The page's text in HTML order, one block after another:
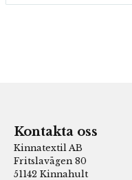
Kontakta oss
Kinnatextil AB
Fritslavägen 80
51142 Kinnahult